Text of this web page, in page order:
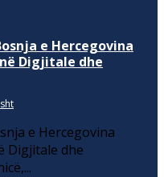
e Hercegovina
Digjitale dhe
e Hercegovina
Digjitale dhe